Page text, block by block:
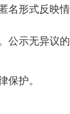
名形式反映
公示无异议
保护。